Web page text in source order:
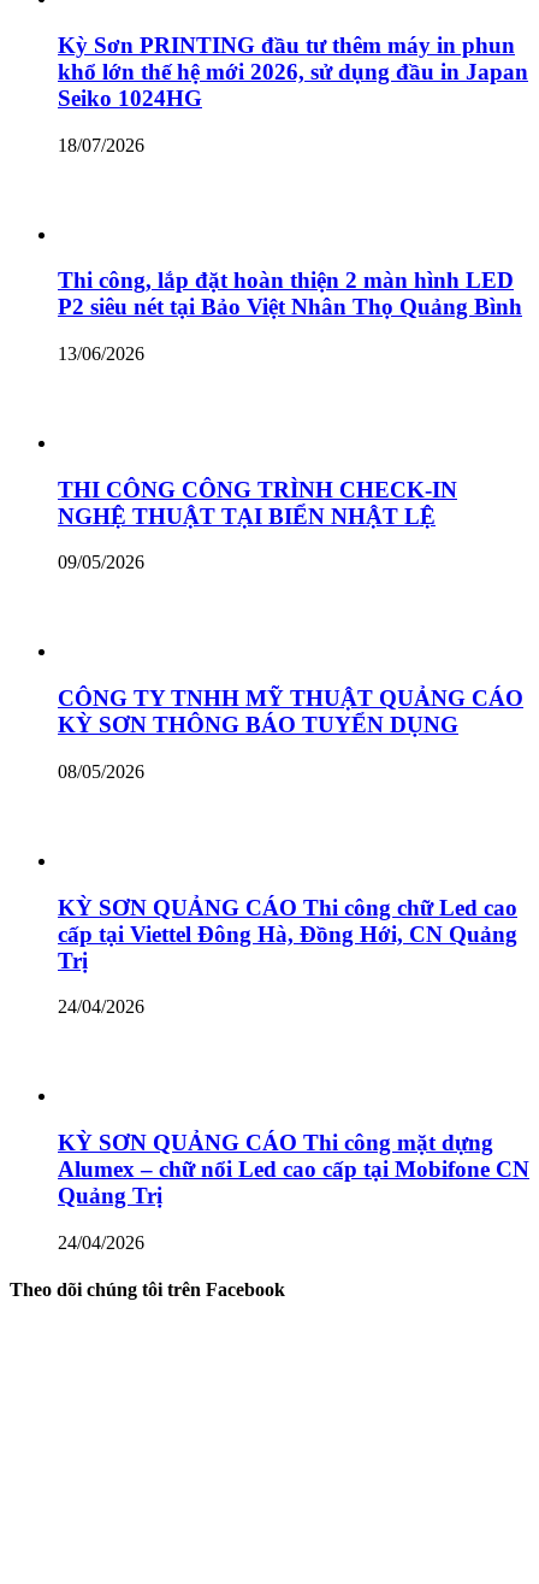
Kỳ Sơn PRINTING đầu tư thêm máy in phun
khổ lớn thế hệ mới 2026, sử dụng đầu in Japan
Seiko 1024HG
18/07/2026
Thi công, lắp đặt hoàn thiện 2 màn hình LED
P2 siêu nét tại Bảo Việt Nhân Thọ Quảng Bình
13/06/2026
THI CÔNG CÔNG TRÌNH CHECK-IN
NGHỆ THUẬT TẠI BIỂN NHẬT LỆ
09/05/2026
CÔNG TY TNHH MỸ THUẬT QUẢNG CÁO
KỲ SƠN THÔNG BÁO TUYỂN DỤNG
08/05/2026
KỲ SƠN QUẢNG CÁO Thi công chữ Led cao
cấp tại Viettel Đông Hà, Đồng Hới, CN Quảng
Trị
24/04/2026
KỲ SƠN QUẢNG CÁO Thi công mặt dựng
Alumex – chữ nổi Led cao cấp tại Mobifone CN
Quảng Trị
24/04/2026
Theo dõi chúng tôi trên Facebook